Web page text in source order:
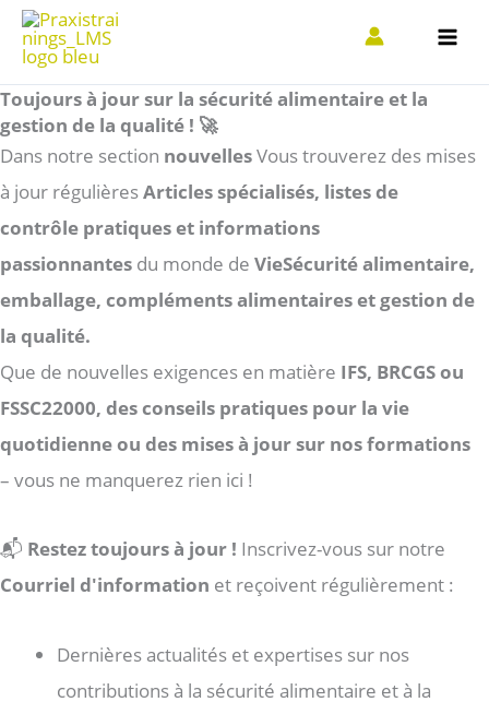
Aller
contenu
Toujours à jour sur la sécurité alimentaire et la
gestion de la qualité ! 🚀
Dans notre section nouvellesVous trouverez des mises
à jour régulièresArticles spécialisés, listes de
contrôle pratiques et informations
passionnantes du monde de VieSécurité alimentaire,
emballage, compléments alimentaires et gestion de
la qualité.
Que de nouvelles exigences en matière IFS, BRCGS ou
FSSC22000, des conseils pratiques pour la vie
quotidienne ou des mises à jour sur nos formations
– vous ne manquerez rien ici !
📬 Restez toujours à jour ! Inscrivez-vous sur notre
Courriel d'information et reçoivent régulièrement :
Dernières actualités et expertises sur nos
contributions à la sécurité alimentaire et à la